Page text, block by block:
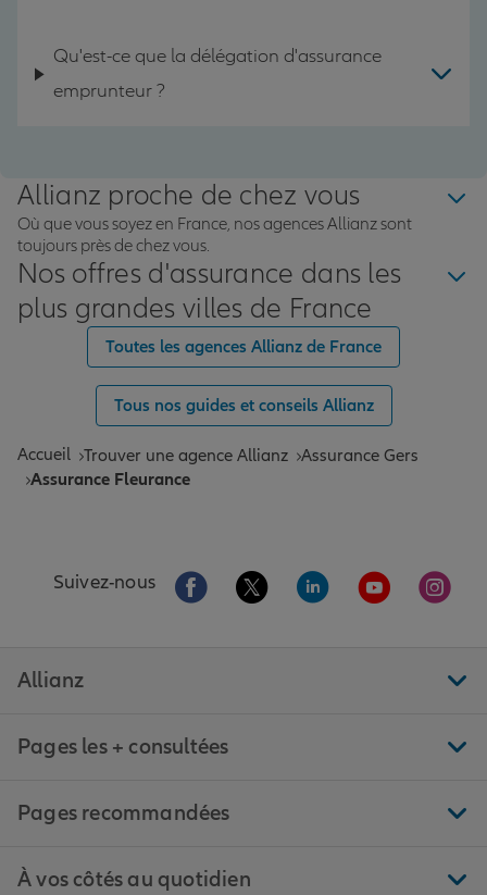
Qu'est-ce que la délégation d'assurance
emprunteur ?
Allianz proche de chez vous
Où que vous soyez en France, nos agences Allianz sont
toujours près de chez vous.
Nos offres d'assurance dans les
plus grandes villes de France
Toutes les agences Allianz de France
Tous nos guides et conseils Allianz
Accueil Trouver une agence Allianz Assurance Gers
Assurance Fleurance
Suivez-nous Aller sur la page Facebook de Allianz
Aller sur la page Twitter de
Aller sur la page
Aller sur la
Aller
Allianz
Pages les + consultées
Pages recommandées
À vos côtés au quotidien